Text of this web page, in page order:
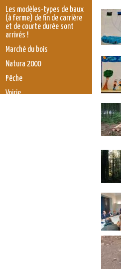
Les modèles-types de baux
(à ferme) de fin de carrière
et de courte durée sont
arrivés !
Marché du bois
Natura 2000
Pêche
Voirie